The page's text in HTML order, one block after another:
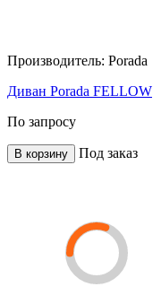
Производитель: Porada
Диван Porada FELLOW
По запросу
В корзину Под заказ